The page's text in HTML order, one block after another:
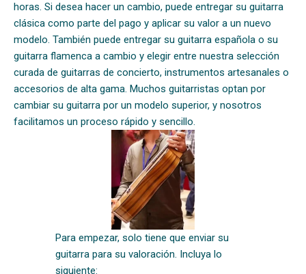
horas. Si desea hacer un cambio, puede entregar su guitarra
clásica como parte del pago y aplicar su valor a un nuevo
modelo. También puede entregar su guitarra española o su
guitarra flamenca a cambio y elegir entre nuestra selección
curada de guitarras de concierto, instrumentos artesanales o
accesorios de alta gama. Muchos guitarristas optan por
cambiar su guitarra por un modelo superior, y nosotros
facilitamos un proceso rápido y sencillo.
Para empezar, solo tiene que enviar su
guitarra para su valoración. Incluya lo
siguiente: